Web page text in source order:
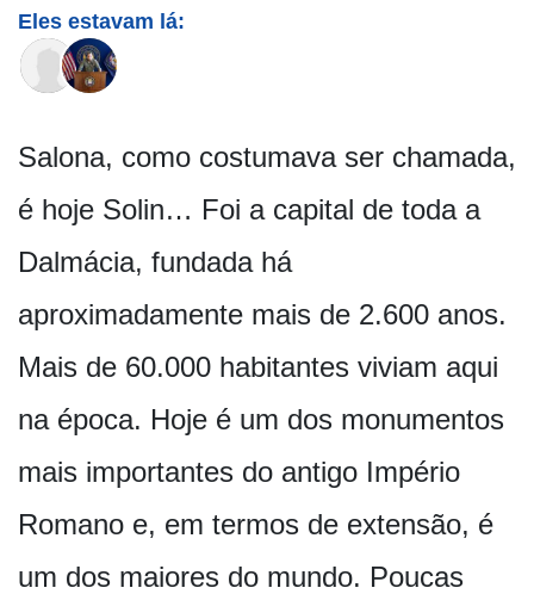
Eles estavam lá:
Salona, como costumava ser chamada,
é hoje Solin… Foi a capital de toda a
Dalmácia, fundada há
aproximadamente mais de 2.600 anos.
Mais de 60.000 habitantes viviam aqui
na época. Hoje é um dos monumentos
mais importantes do antigo Império
Romano e, em termos de extensão, é
um dos maiores do mundo. Poucas